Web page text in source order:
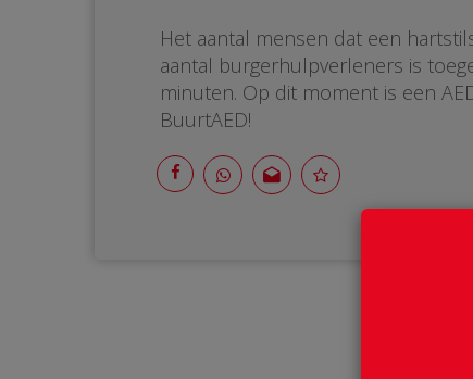
Het aantal mensen dat een
aantal burgerhulpverleners is
minuten. Op dit moment is een
BuurtAED!